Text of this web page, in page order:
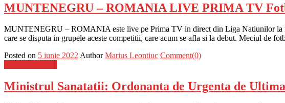
MUNTENEGRU – ROMANIA LIVE PRIMA TV
MUNTENEGRU – ROMANIA este live pe Prima TV in direct din Liga Natiunilor la
care se disputa in grupele aceste competitii, care acum se afla si la debut. Meciul
Posted on 5 iunie 2022Author Marius Leontiuc Comment(0)
Ministrul Sanatatii: Ordonanta de Urgenta de